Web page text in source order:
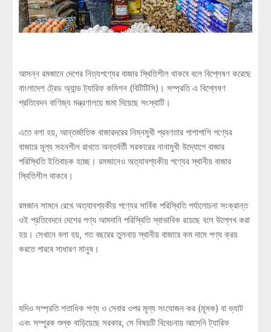
আসন্ন রমজানে দেশের নিত্যপণ্যের বাজার স্থিতিশীল থাকবে বলে বিশ্লেষণ করেছে
বাংলাদেশ ট্রেড অ্যান্ড ট্যারিফ কমিশন (বিটিটিসি)। সম্প্রতি এ বিশ্লেষণ
প্রতিবেদন বাণিজ্য মন্ত্রণালয়ে জমা দিয়েছে সংস্থাটি।
এতে বলা হয়, আন্তর্জাতিক বাজারদরের নিম্নমুখী প্রবণতার পাশাপাশি পণ্যের
বাজারে মূল্য সহনশীল রাখতে অন্তর্বর্তী সরকারের নানামুখী উদ্যোগে বাজার
পরিস্থিতি ইতিবাচক হচ্ছে। রমজানেও অত্যাবশ্যকীয় পণ্যের স্থানীয় বাজার
স্থিতিশীল থাকবে।
রমজান সামনে রেখে অত্যাবশ্যকীয় পণ্যের সার্বিক পরিস্থিতি পর্যালোচনা সংক্রান্ত
ওই প্রতিবেদনে দেশের পণ্য আমদানি পরিস্থিতি স্বাভাবিক রয়েছে বলে উল্লেখ করা
হয়। সেখানে বলা হয়, গত বছরের তুলনায় স্থানীয় বাজারে কম দামে পণ্য ক্রয়
করতে পারবে সাধারণ মানুষ।
যদিও সম্প্রতি শতাধিক পণ্য ও সেবার ওপর মূল্য সংযোজন কর (মূসক) বা ভ্যাট
এবং সম্পূরক শুল্ক বাড়িয়েছে সরকার, সে বিষয়টি বিবেচনায় আসেনি ট্যারিফ